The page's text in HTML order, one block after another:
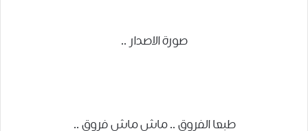
صورة الاصدار ..
طبعا الفروق .. ماش ماش فروق ..